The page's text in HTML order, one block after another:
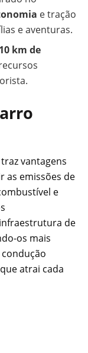
e tração
e aventuras.
km de
vantagens
as emissões de
e
de
os mais
atrai cada